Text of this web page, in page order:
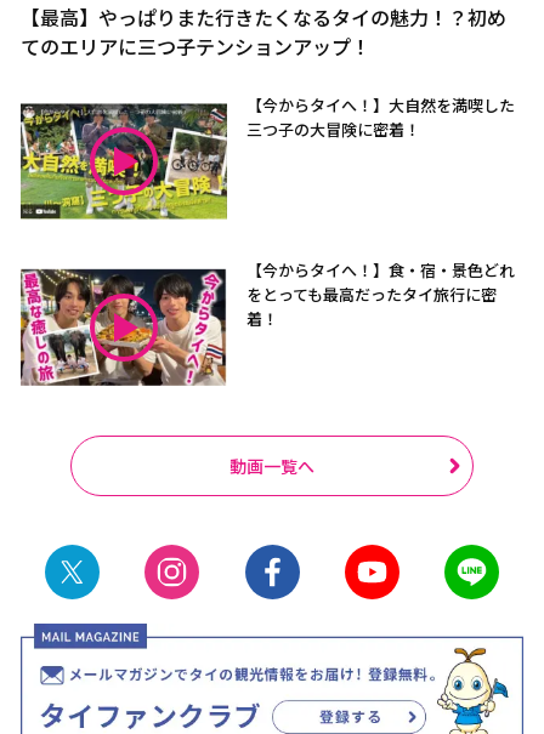
【最高】やっぱりまた行きたくなるタイの魅力！？初め
てのエリアに三つ子テンションアップ！
【今からタイへ！】大自然を満喫した
三つ子の大冒険に密着！
【今からタイへ！】食・宿・景色どれ
をとっても最高だったタイ旅行に密
着！
動画一覧へ